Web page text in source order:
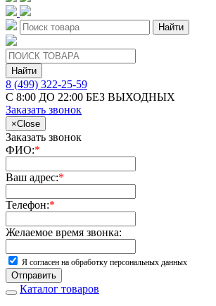
Найти
Найти
8 (499) 322-25-59
С 8:00 ДО 22:00 БЕЗ ВЫХОДНЫХ
Заказать звонок
×Close
Заказать звонок
ФИО:*
Ваш адрес:*
Телефон:*
Желаемое время звонка:
Я согласен на обработку персональных данных
Отправить
Каталог товаров